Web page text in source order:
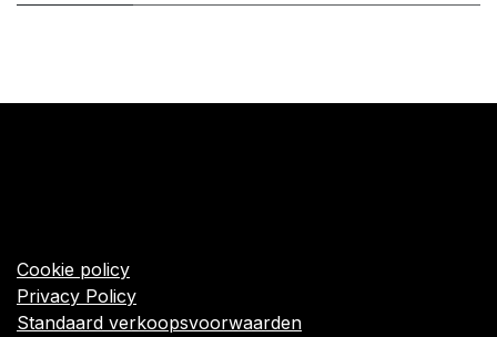
Cookie policy
Privacy Policy
Standaard verkoopsvoorwaarden